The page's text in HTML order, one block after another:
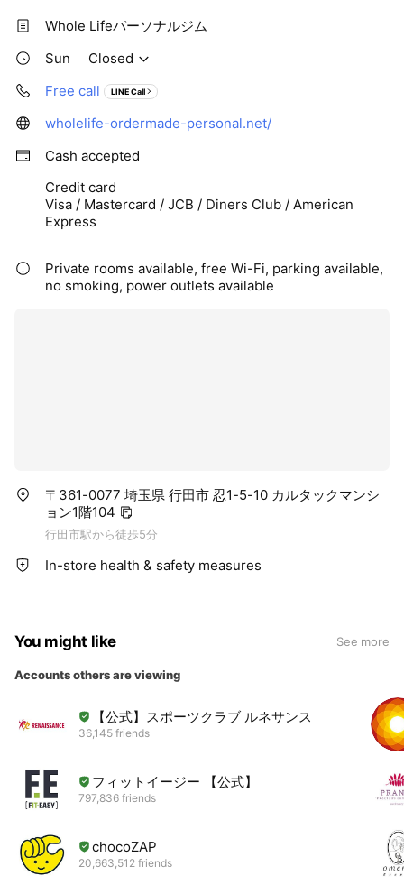
Whole Lifeパーソナルジム
Sun
Closed
Free call
LINE Call
wholelife-ordermade-personal.net/
Cash accepted
Credit card
Visa / Mastercard / JCB / Diners Club / American
Express
Private rooms available, free Wi-Fi, parking available,
no smoking, power outlets available
〒361-0077 埼玉県 行田市 忍1-5-10 カルタックマンシ
ョン1階104
行田市駅から徒歩5分
In-store health & safety measures
You might like See more
Accounts others are viewing
【公式】スポーツクラブ ルネサンス
36,145 friends
フィットイージー 【公式】
797,836 friends
chocoZAP
20,663,512 friends